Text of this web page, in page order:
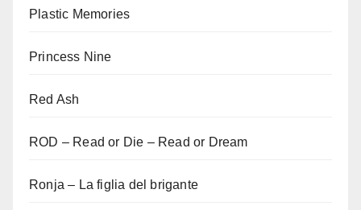
Plastic Memories
Princess Nine
Red Ash
ROD – Read or Die – Read or Dream
Ronja – La figlia del brigante